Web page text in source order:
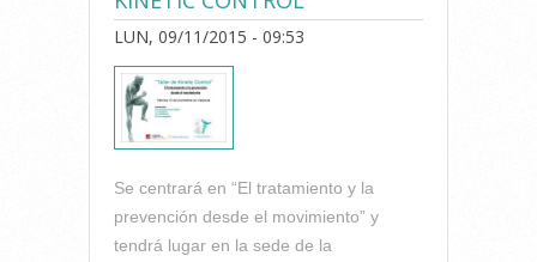
LUN, 09/11/2015 - 09:53
Se centrará en “El tratamiento y la
prevención desde el movimiento” y
tendrá lugar en la sede de la